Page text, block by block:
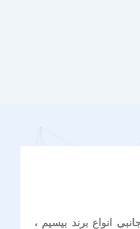
انواع برند بیسیم ،